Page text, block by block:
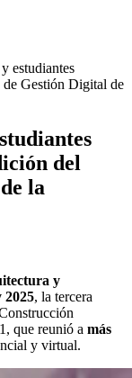
estudiantes
de Gestión Digital de
del
la
y
, la tercera
que reunió a más
y virtual.